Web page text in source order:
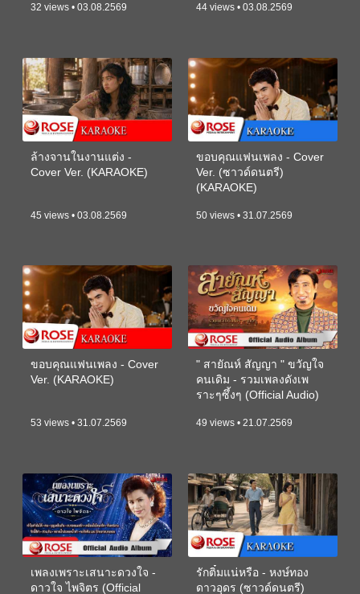
32 views • 03.08.2569 44 views • 03.08.2569
ล้างจานในงานแต่ง -
Cover Ver. (KARAOKE)
45 views • 03.08.2569
ขอบคุณแฟนเพลง - Cover
Ver. (ซาวด์ดนตรี)
(KARAOKE)
50 views • 31.07.2569
ขอบคุณแฟนเพลง - Cover
Ver. (KARAOKE)
53 views • 31.07.2569
" สายัณห์ สัญญา " ขวัญใจ
คนเดิม - รวมเพลงดังเพ
ราะๆซึ้งๆ (Official Audio)
49 views • 21.07.2569
เพลงเพราะเสนาะดวงใจ -
ดาวใจ ไพจิตร (Official
รักติ๋มแน่หรือ - หงษ์ทอง
ดาวอุดร (ซาวด์ดนตรี)